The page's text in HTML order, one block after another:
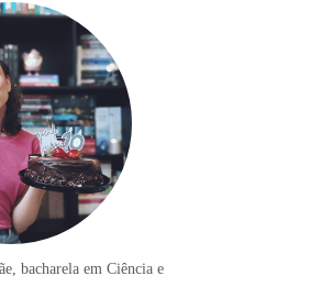
bacharela em Ciência e